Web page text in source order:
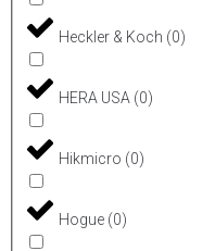
Heckler & Koch (0)
HERA USA (0)
Hikmicro (0)
Hogue (0)